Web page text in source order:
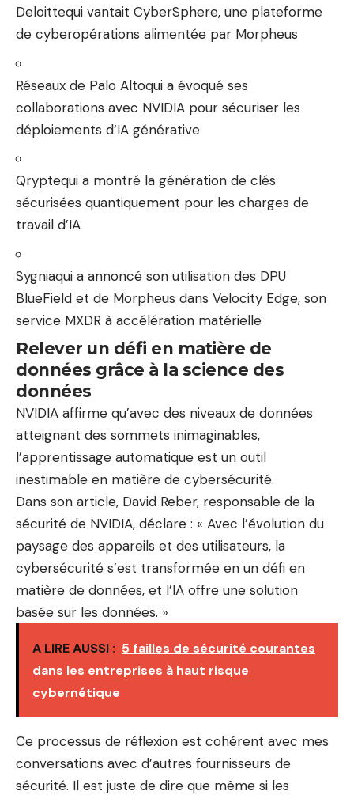
Deloittequi vantait CyberSphere, une plateforme
de cyberopérations alimentée par Morpheus
Réseaux de Palo Altoqui a évoqué ses
collaborations avec NVIDIA pour sécuriser les
déploiements d’IA générative
Qryptequi a montré la génération de clés
sécurisées quantiquement pour les charges de
travail d’IA
Sygniaqui a annoncé son utilisation des DPU
BlueField et de Morpheus dans Velocity Edge, son
service MXDR à accélération matérielle
Relever un défi en matière de
données grâce à la science des
données
NVIDIA affirme qu’avec des niveaux de données
atteignant des sommets inimaginables,
l’apprentissage automatique est un outil
inestimable en matière de cybersécurité.
Dans son article, David Reber, responsable de la
sécurité de NVIDIA, déclare : « Avec l’évolution du
paysage des appareils et des utilisateurs, la
cybersécurité s’est transformée en un défi en
matière de données, et l’IA offre une solution
basée sur les données. »
A LIRE AUSSI : 5 failles de sécurité courantes
dans les entreprises à haut risque
cybernétique
Ce processus de réflexion est cohérent avec mes
conversations avec d’autres fournisseurs de
sécurité. Il est juste de dire que même si les